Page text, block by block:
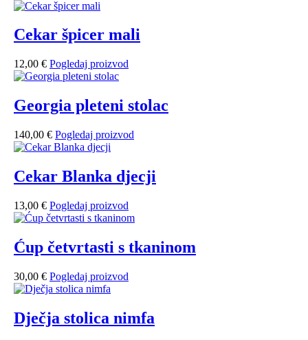
Cekar špicer mali
12,00 € Pogledaj proizvod
Georgia pleteni stolac
140,00 € Pogledaj proizvod
Cekar Blanka djecji
13,00 € Pogledaj proizvod
Ćup četvrtasti s tkaninom
30,00 € Pogledaj proizvod
Dječja stolica nimfa